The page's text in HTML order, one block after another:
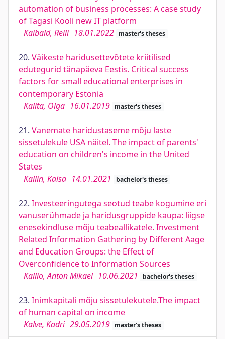
automation of business processes: A case study
of Tagasi Kooli new IT platform
Kaibald, Reili 18.01.2022 master's theses
20. Väikeste haridusettevõtete kriitilised
edutegurid tänapäeva Eestis. Critical success
factors for small educational enterprises in
contemporary Estonia
Kalita, Olga 16.01.2019 master's theses
21. Vanemate haridustaseme mõju laste
sissetulekule USA näitel. The impact of parents'
education on children's income in the United
States
Kallin, Kaisa 14.01.2021 bachelor's theses
22. Investeeringutega seotud teabe kogumine eri
vanuserühmade ja haridusgruppide kaupa: liigse
enesekindluse mõju teabeallikatele. Investment
Related Information Gathering by Different Aage
and Education Groups: the Effect of
Overconfidence to Information Sources
Kallio, Anton Mikael 10.06.2021 bachelor's theses
23. Inimkapitali mõju sissetulekutele.The impact
of human capital on income
Kalve, Kadri 29.05.2019 master's theses